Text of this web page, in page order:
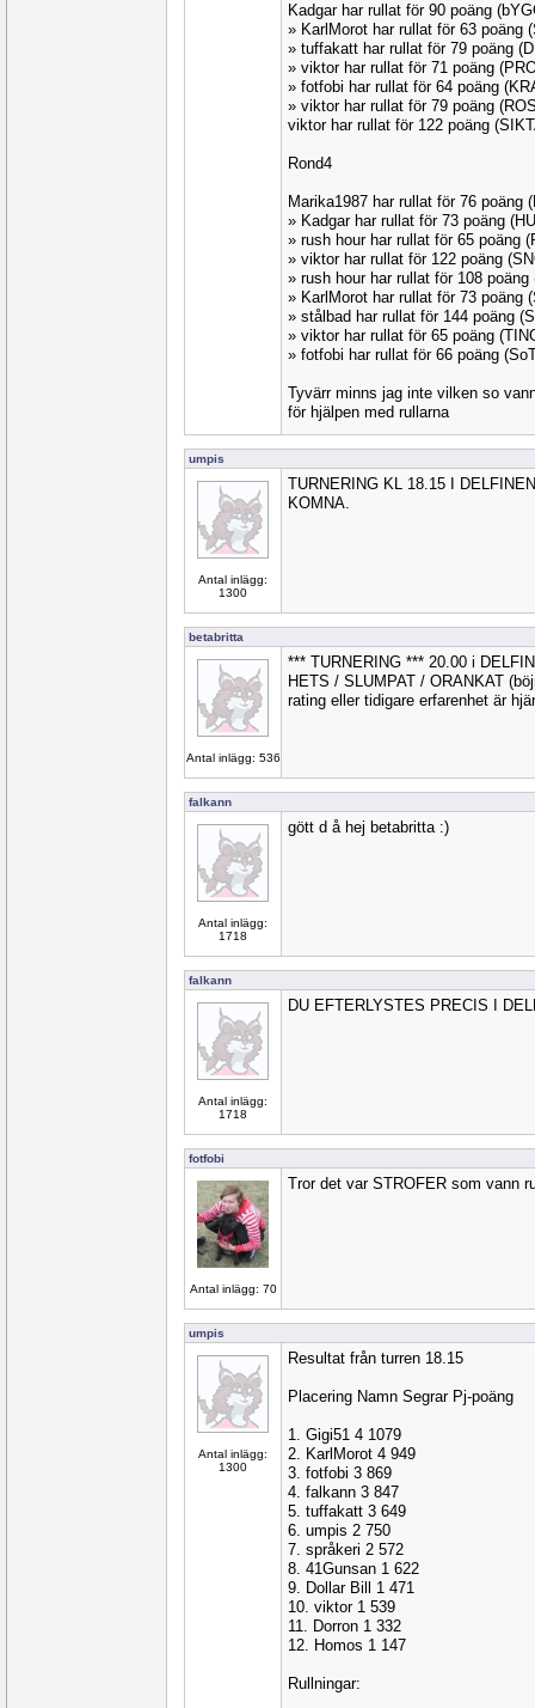
Kadgar har rullat för 90 poäng
» KarlMorot har rullat för 63 poäng
» tuffakatt har rullat för 79 poäng
» viktor har rullat för 71 poäng
» fotfobi har rullat för 64 poäng
» viktor har rullat för 79 poäng
viktor har rullat för 122 poäng
Rond4
Marika1987 har rullat för 76 poäng
» Kadgar har rullat för 73 poäng
» rush hour har rullat för 65 poäng
» viktor har rullat för 122 poäng
» rush hour har rullat för 108 poäng
» KarlMorot har rullat för 73 poäng
» stålbad har rullat för 144 poäng
» viktor har rullat för 65 poäng
» fotfobi har rullat för 66 poäng
Tyvärr minns jag inte vilken so
för hjälpen med rullarna
umpis
Antal inlägg:
1300
TURNERING KL 18.15 I
KOMNA.
betabritta
Antal inlägg: 536
*** TURNERING *** 20.00 i
HETS / SLUMPAT / ORANKAT
rating eller tidigare erfarenhet är
falkann
Antal inlägg:
1718
gött d å hej betabritta :)
falkann
Antal inlägg:
1718
DU EFTERLYSTES PRECIS I
fotfobi
Antal inlägg: 70
Tror det var STROFER som vann
umpis
Antal inlägg:
1300
Resultat från turren 18.15
Placering Namn Segrar Pj-poäng
1. Gigi51 4 1079
2. KarlMorot 4 949
3. fotfobi 3 869
4. falkann 3 847
5. tuffakatt 3 649
6. umpis 2 750
7. språkeri 2 572
8. 41Gunsan 1 622
9. Dollar Bill 1 471
10. viktor 1 539
11. Dorron 1 332
12. Homos 1 147
Rullningar: